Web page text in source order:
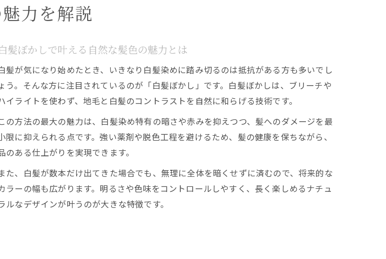
で叶える大人の白髪対策術
トなし白髪ぼかしの安心ポイント紹介
たないグレージュ系カラーの選び方
要でできる白髪ぼかしの最新アプローチ
に人気の白髪ぼかしの実践メリット
なし白髪ぼかしのデメリットと対策
ない白髪ぼかしの実践ポイント
し白髪ぼかしで叶う上品な髪色
でダメージレスな仕上がりを目指す方法
てきた方の自然なカラー提案
なし白髪ぼかしの施術注意点と相談方法
ザインで白髪を目立たせない方法
で自然な立体感を作るデザイン術
ず目立たないカラー選びのコツ
力を解説
髪ぼかしで叶える自然な髪色の魅力とは
髪が気になり始めたとき、いきなり白髪染めに踏み切るのは抵抗がある方も多いでし
う。そんな方に注目されているのが「白髪ぼかし」です。白髪ぼかしは、ブリーチや
イライトを使わず、地毛と白髪のコントラストを自然に和らげる技術です。
の方法の最大の魅力は、白髪染め特有の暗さや赤みを抑えつつ、髪へのダメージを最
限に抑えられる点です。強い薬剤や脱色工程を避けるため、髪の健康を保ちながら、
のある仕上がりを実現できます。
た、白髪が数本だけ出てきた場合でも、無理に全体を暗くせずに済むので、将来的な
ラーの幅も広がります。明るさや色味をコントロールしやすく、長く楽しめるナチュ
ルなデザインが叶うのが大きな特徴です。